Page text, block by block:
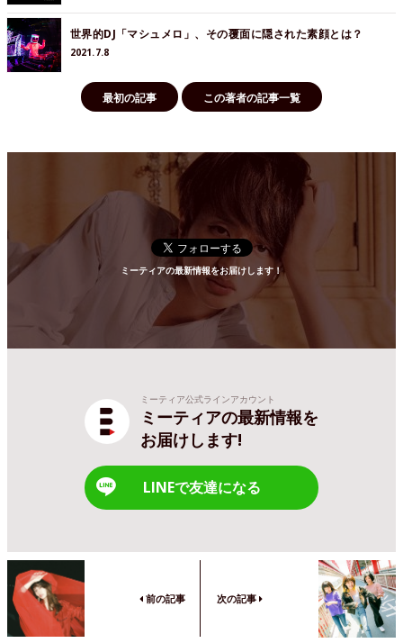
世界的DJ「マシュメロ」、その覆面に隠された素顔とは？
2021.7.8
最初の記事 この著者の記事一覧
ミーティアの最新情報をお届けします！
ミーティア公式ラインアカウント
ミーティアの最新情報を
お届けします!
LINEで友達になる
前の記事 次の記事